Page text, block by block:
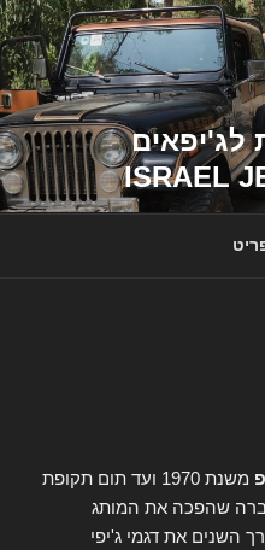
לג'יפאים
משנת 1970 ועד תום תקופת
שהפכה את המותג
השנים את דגמי ג'יפי